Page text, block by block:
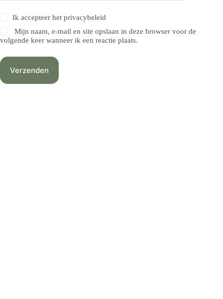
Ik accepteer hetprivacybeleid
Mijn naam, e-mail en site opslaan in deze browser voor de
volgende keer wanneer ik een reactie plaats.
Verzenden